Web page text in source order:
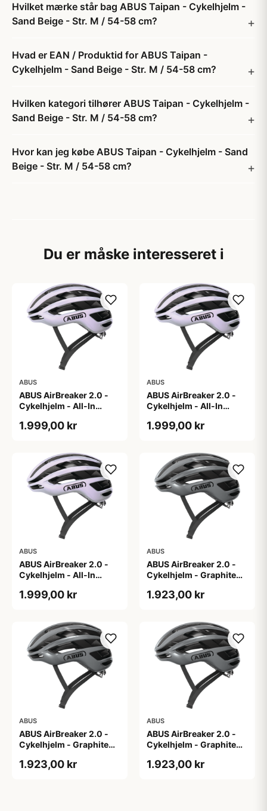
Hvilket mærke står bag ABUS Taipan - Cykelhjelm -
Sand Beige - Str. M / 54-58 cm?
Hvad er EAN / Produktid for ABUS Taipan -
Cykelhjelm - Sand Beige - Str. M / 54-58 cm?
Hvilken kategori tilhører ABUS Taipan - Cykelhjelm -
Sand Beige - Str. M / 54-58 cm?
Hvor kan jeg købe ABUS Taipan - Cykelhjelm - Sand
Beige - Str. M / 54-58 cm?
Du er måske interesseret i
ABUS
ABUS AirBreaker 2.0 -
Cykelhjelm - All-In
1.999,00 kr
ABUS
ABUS AirBreaker 2.0 -
Cykelhjelm - All-In
1.999,00 kr
ABUS
ABUS AirBreaker 2.0 -
Cykelhjelm - All-In
1.999,00 kr
ABUS
ABUS AirBreaker 2.0 -
Cykelhjelm - Graphite
1.923,00 kr
ABUS
ABUS AirBreaker 2.0 -
Cykelhjelm - Graphite
1.923,00 kr
ABUS
ABUS AirBreaker 2.0 -
Cykelhjelm - Graphite
1.923,00 kr